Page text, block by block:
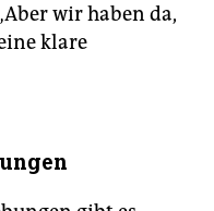
wir haben da,
klare